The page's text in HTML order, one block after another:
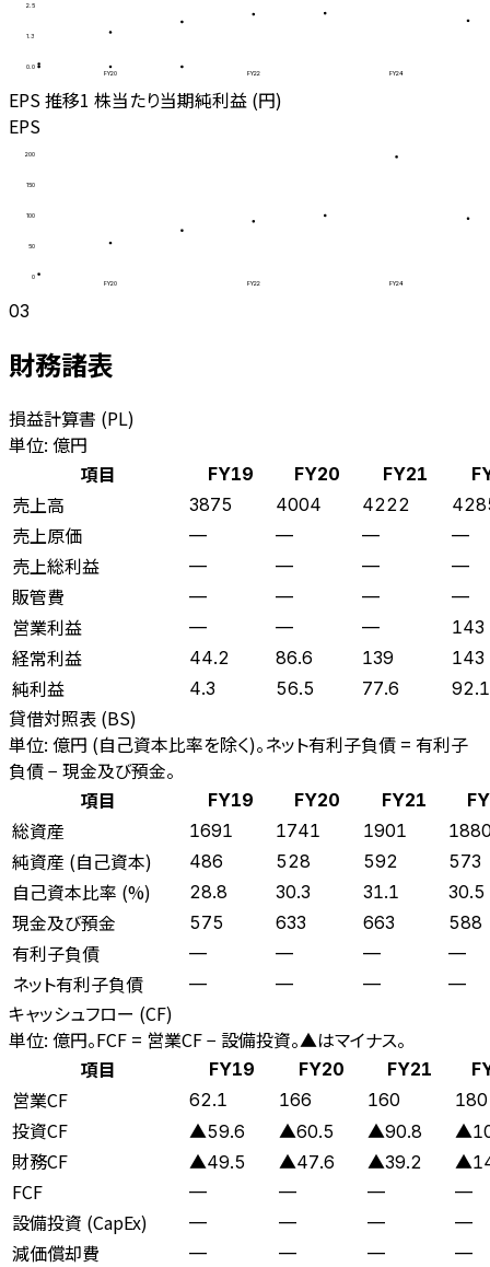
0.0
1.3
2.5
FY20 FY22 FY24
EPS 推移1 株当たり当期純利益 (円)
EPS
0
50
100
150
200
FY20 FY22 FY24
03
財務諸表
損益計算書 (PL)
単位: 億円
項目
FY19 FY20 FY21
売上高 3875 4004 4222
売上原価 — — — —
売上総利益 — — — —
販管費 — — — —
営業利益 — — — 143
経常利益 44.2 86.6 139 143
純利益 4.3 56.5 77.6 92.1
貸借対照表 (BS)
単位: 億円 (自己資本比率を除く)。ネット有利子負債 = 有利子
負債 − 現金及び預金。
項目
FY19 FY20 FY21
総資産 1691 1741 1901
純資産 (自己資本) 486 528 592 573
自己資本比率 (%) 28.8 30.3 31.1 30.5
現金及び預金 575 633 663 588
有利子負債 — — — —
ネット有利子負債 — — — —
キャッシュフロー (CF)
単位: 億円。FCF = 営業CF − 設備投資。▲はマイナス。
項目
FY19 FY20 FY21
営業CF 62.1 166 160 180
投資CF ▲59.6 ▲60.5 ▲90.8
財務CF ▲49.5 ▲47.6 ▲39.2
FCF — — — —
設備投資 (CapEx) — — — —
減価償却費 — — — —